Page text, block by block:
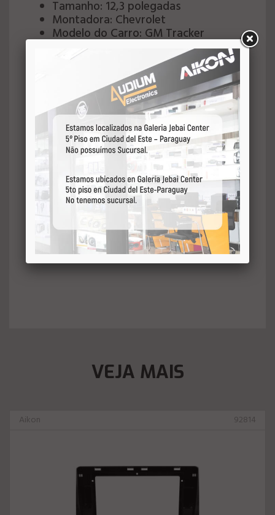
Tamanho: 12,3 polegadas
Montadora: Chevrolet
Modelo do Carro: GM Tracker
Ano do Carro: 2019-2021
Cor do Produto: Preto
Modelo da Moldura: WIP-123-007
VEJA MAIS
Aikon 92814